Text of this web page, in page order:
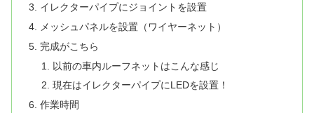
イレクターパイプにジョイントを設置
メッシュパネルを設置（ワイヤーネット）
完成がこちら
以前の車内ルーフネットはこんな感じ
現在はイレクターパイプにLEDを設置！
作業時間